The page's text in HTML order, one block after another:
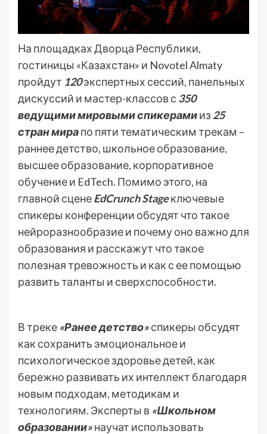
На площадках Дворца Республики,
гостиницы «Казахстан» и Novotel Almaty
пройдут 120экспертных сессий, панельных
дискуссий и мастер-классов с 350
ведущими мировыми спикерамииз 25
стран мирапо пяти тематическим трекам –
раннее детство, школьное образование,
высшее образование, корпоративное
обучение и EdTech. Помимо этого, на
главной сценеEdCrunch Stageключевые
спикеры конференции обсудят что такое
нейроразнообразие и почему оно важно для
образования и расскажут что такое
полезная тревожность и как с ее помощью
развить таланты и сверхспособности.
В треке «Ранее детство»спикеры обсудят
как сохранить эмоциональное и
психологическое здоровье детей, как
бережно развивать их интеллект благодаря
новым подходам, методикам и
технологиям. Эксперты в «Школьном
образовании»научат использовать